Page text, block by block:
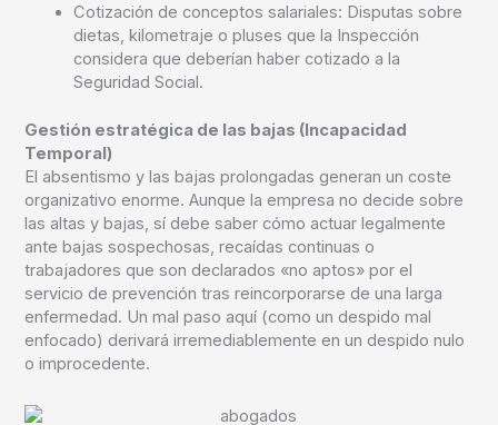
Cotización de conceptos salariales: Disputas sobre
dietas, kilometraje o pluses que la Inspección
considera que deberían haber cotizado a la
Seguridad Social.
Gestión estratégica de las bajas (Incapacidad
Temporal)
El absentismo y las bajas prolongadas generan un coste
organizativo enorme. Aunque la empresa no decide sobre
las altas y bajas, sí debe saber cómo actuar legalmente
ante bajas sospechosas, recaídas continuas o
trabajadores que son declarados «no aptos» por el
servicio de prevención tras reincorporarse de una larga
enfermedad. Un mal paso aquí (como un despido mal
enfocado) derivará irremediablemente en un despido nulo
o improcedente.